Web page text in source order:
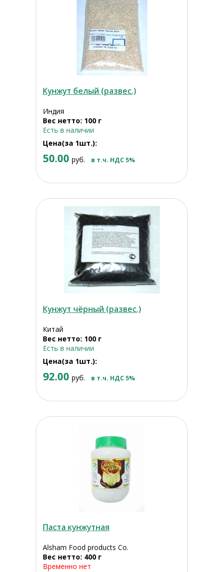
Кунжут белый (развес.)
Индия
Вес нетто: 100 г
Есть в наличии
Цена(за 1шт.):
50.00 руб. в т.ч. НДС 5%
Кунжут чёрный (развес.)
Китай
Вес нетто: 100 г
Есть в наличии
Цена(за 1шт.):
92.00 руб. в т.ч. НДС 5%
Паста кунжутная
Alsham Food products Co.
Вес нетто: 400 г
Временно нет